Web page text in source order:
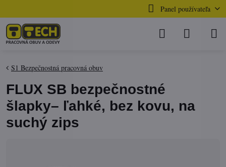
Panel používateľa
S1 Bezpečnostná pracovná obuv
FLUX SB bezpečnostné
šlapky– ľahké, bez kovu, na
suchý zips